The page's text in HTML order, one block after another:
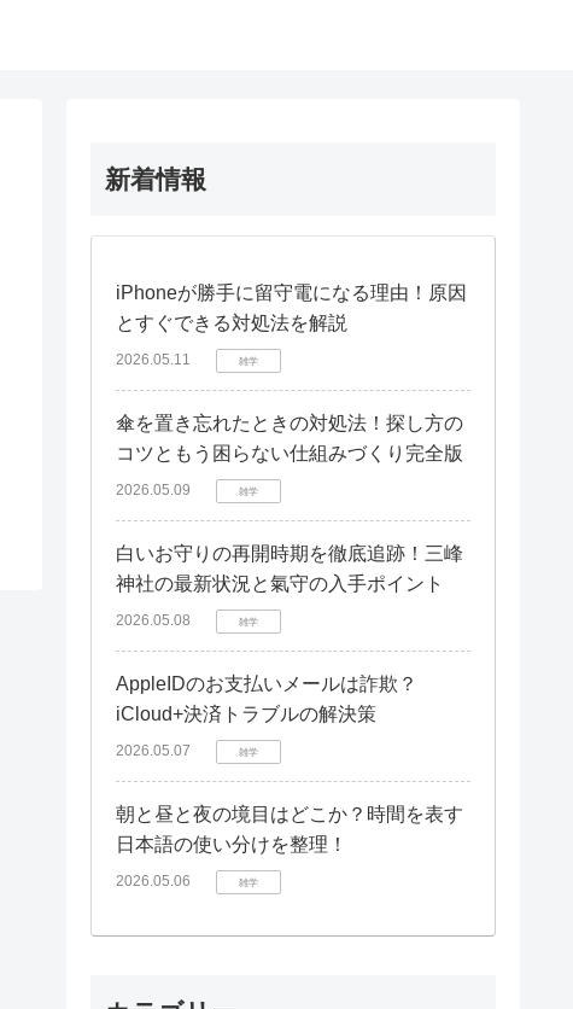
新着情報
iPhoneが勝手に留守電になる理由！原因
とすぐできる対処法を解説
2026.05.11 雑学
傘を置き忘れたときの対処法！探し方の
コツともう困らない仕組みづくり完全版
2026.05.09 雑学
白いお守りの再開時期を徹底追跡！三峰
神社の最新状況と氣守の入手ポイント
2026.05.08 雑学
AppleIDのお支払いメールは詐欺？
iCloud+決済トラブルの解決策
2026.05.07 雑学
朝と昼と夜の境目はどこか？時間を表す
日本語の使い分けを整理！
2026.05.06 雑学